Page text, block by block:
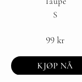
S
99 kr
KJØP NÅ